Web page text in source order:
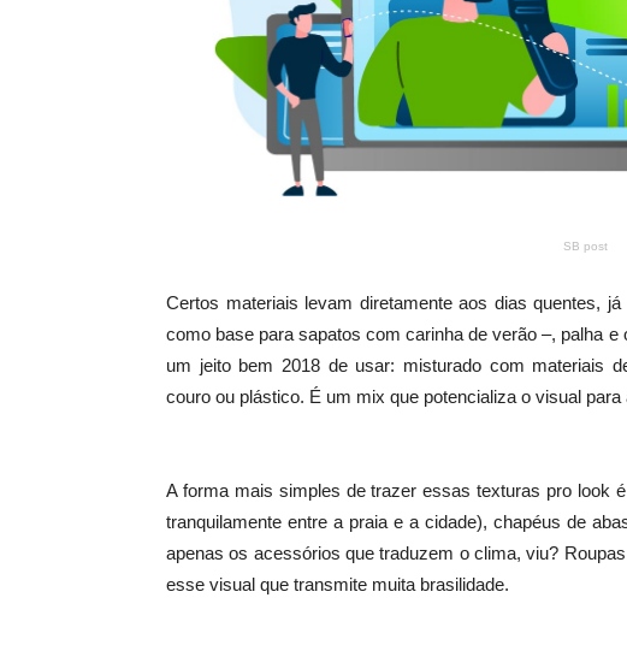
SB post
Certos materiais levam diretamente aos dias quentes,
como base para sapatos com carinha de verão –, palha
um jeito bem 2018 de usar: misturado com materiais
couro ou plástico. É um mix que potencializa o visual para
A forma mais simples de trazer essas texturas pro look
tranquilamente entre a praia e a cidade), chapéus de
apenas os acessórios que traduzem o clima, viu?
esse visual que transmite muita brasilidade.